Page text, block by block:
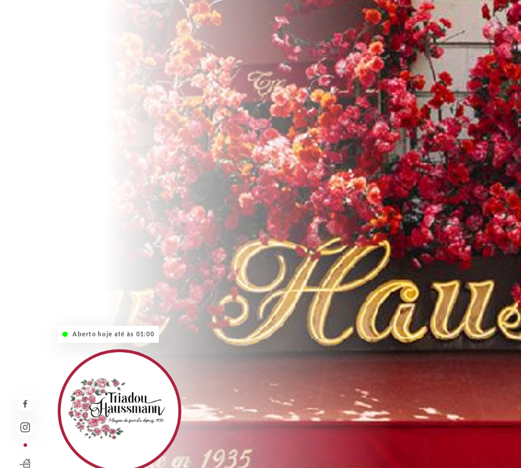
Aberto hoje até às 01:00